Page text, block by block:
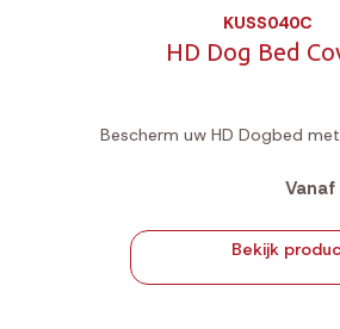
KUSS040C
HD Dog Bed
Bescherm uw HD Dogbed
Vanaf
Bekijk